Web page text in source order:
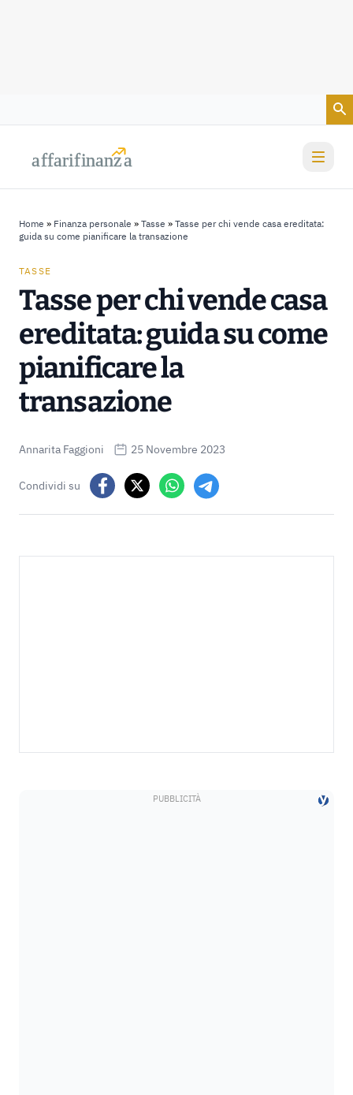
affarifinanza
affarifinanza
Home » Finanza personale » Tasse » Tasse per chi vende casa ereditata:
guida su come pianificare la transazione
TASSE
Tasse per chi vende casa
ereditata: guida su come
pianificare la
transazione
Annarita Faggioni 25 Novembre 2023
Condividi su